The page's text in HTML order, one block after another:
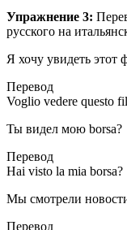
Упражнение 3:
русского на
Я хочу увидеть этот
Перевод
Voglio vedere questo
Ты видел мою borsa?
Перевод
Hai visto la mia borsa?
Мы смотрели
Перевод